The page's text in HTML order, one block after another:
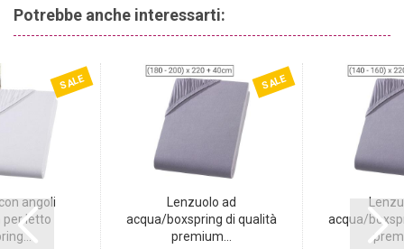
Potrebbe anche interessarti:
SALE
angoli
letto
SALE
Lenzuolo ad
acqua/boxspring di qualità
premium...
acqua/